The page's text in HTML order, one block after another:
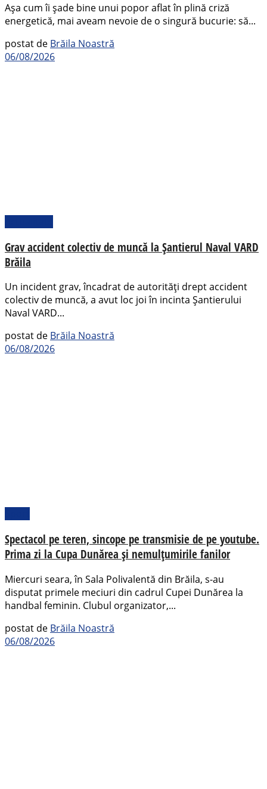
Așa cum îi șade bine unui popor aflat în plină criză
energetică, mai aveam nevoie de o singură bucurie: să...
postat de Brăila Noastră
06/08/2026
Grav accident colectiv de muncă la Șantierul Naval VARD
Brăila
Un incident grav, încadrat de autorități drept accident
colectiv de muncă, a avut loc joi în incinta Șantierului
Naval VARD...
postat de Brăila Noastră
06/08/2026
Spectacol pe teren, sincope pe transmisie de pe youtube.
Prima zi la Cupa Dunărea și nemulțumirile fanilor
Miercuri seara, în Sala Polivalentă din Brăila, s-au
disputat primele meciuri din cadrul Cupei Dunărea la
handbal feminin. Clubul organizator,...
postat de Brăila Noastră
06/08/2026